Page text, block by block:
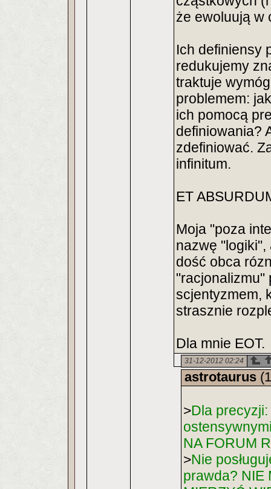
że ewoluują w
Ich definiensy
redukujemy
traktuje
problemem:
ich pomocą
definiowania?
zdefiniować.
infinitum.
ET
Moja "poza
nazwę "logiki",
dość obca
"racjonalizmu"
scjentyzmem,
strasznie
Dla mnie EOT.
31-12-2012 02:24
astrotaurus
>Dla
NA FORUM
>Nie
prawda? NIE